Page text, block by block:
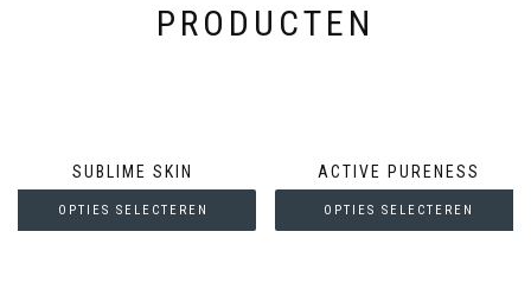
PRODUCTEN
SUBLIME SKIN
OPTIES SELECTEREN
ACTIVE PURENESS
OPTIES SELECTEREN